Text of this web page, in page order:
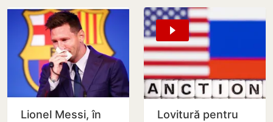
Lionel Messi, în
Lovitură pentru